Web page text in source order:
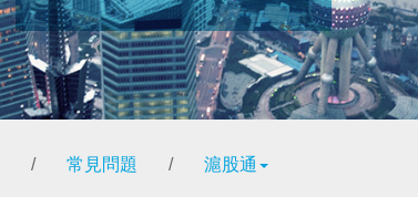
/ 常見問題 / 滬股通